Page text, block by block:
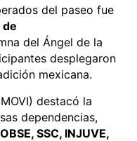
del paseo fue
de
del Ángel de la
desplegaron
mexicana.
destacó la
dependencias,
SSC, INJUVE,